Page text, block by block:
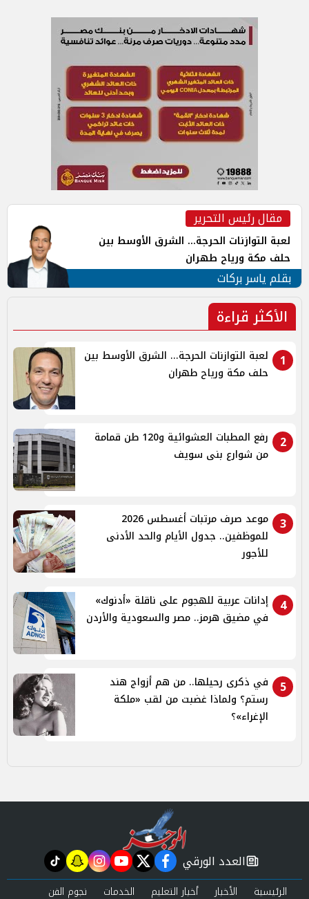
مقال رئيس التحرير
لعبة التوازنات الحرجة... الشرق الأوسط بين
حلف مكة ورياح طهران
بقلم ياسر بركات
الأكثر قراءة
1
لعبة التوازنات الحرجة... الشرق الأوسط بين
حلف مكة ورياح طهران
2
رفع المطبات العشوائية و120 طن قمامة
من شوارع بنى سويف
3
موعد صرف مرتبات أغسطس 2026
للموظفين.. جدول الأيام والحد الأدنى
للأجور
4
إدانات عربية للهجوم على ناقلة «أدنوك»
في مضيق هرمز.. مصر والسعودية والأردن
5
في ذكرى رحيلها.. من هم أزواج هند
رستم؟ ولماذا غضبت من لقب «ملكة
الإغراء»؟
newspaper
العدد الورقي facebook
twitter
youtube
instagram
snapchat
tiktok
الرئيسية الأخبار أخبار التعليم الخدمات نجوم الفن